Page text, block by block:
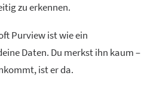
zu erkennen.
Purview ist wie ein
Daten. Du merkst ihn kaum –
ist er da.